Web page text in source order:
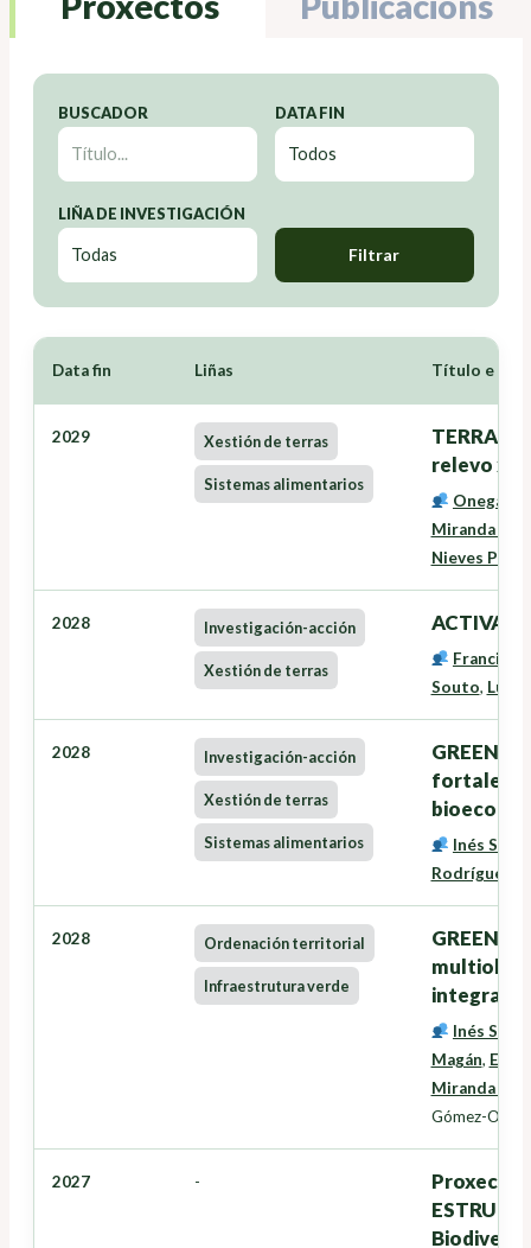
BUSCADOR DATA FIN
LIÑA DE INVESTIGACIÓN
Filtrar
Data fin Liñas Título e
2029 Xestión de terras
Sistemas alimentarios
relevo
Onega
Miranda
Nieves
2028 Investigación-acción
Xestión de terras
Francisco
Souto,
2028 Investigación-acción
Xestión de terras
Sistemas alimentarios
Inés
Rodríguez
2028 Ordenación territorial
Infraestrutura verde
Inés
Magán,
Miranda
Gómez-
2027 -
Proxectos